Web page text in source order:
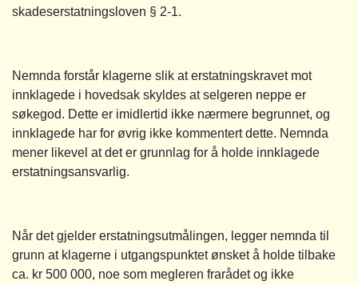
skadeserstatningsloven § 2-1.
Nemnda forstår klagerne slik at erstatningskravet mot
innklagede i hovedsak skyldes at selgeren neppe er
søkegod. Dette er imidlertid ikke nærmere begrunnet, og
innklagede har for øvrig ikke kommentert dette. Nemnda
mener likevel at det er grunnlag for å holde innklagede
erstatningsansvarlig.
Når det gjelder erstatningsutmålingen, legger nemnda til
grunn at klagerne i utgangspunktet ønsket å holde tilbake
ca. kr 500 000, noe som megleren frarådet og ikke